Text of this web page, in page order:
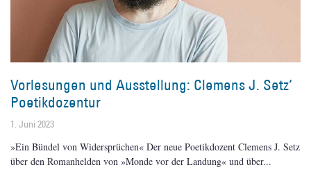
Vorlesungen und Ausstellung: Clemens J. Setz‘
Poetikdozentur
1. Juni 2023
»Ein Bündel von Widersprüchen« Der neue Poetikdozent Clemens J. Setz
über den Romanhelden von »Monde vor der Landung« und über